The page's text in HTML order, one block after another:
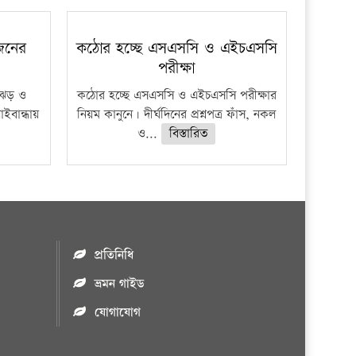
ঝড় ও
কঠোর হচ্ছে এসএসসি ও এইচএসসি
পরীক্ষা
কঠোর হচ্ছে এসএসসি ও এইচএসসি পরীক্ষার
নিয়ম কানুনে। দীর্ঘদিনের প্রশ্নপত্র ফাঁস, নকল
ও...
বিস্তারিত
প্রতিনিধি
ভ্রমন গাইড
যোগাযোগ